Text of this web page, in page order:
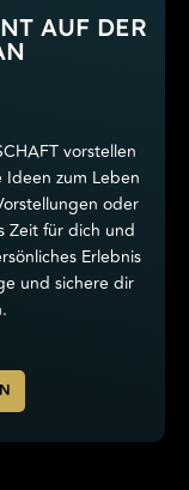
AUF DER
vorstellen
Ideen zum Leben
oder
Zeit für dich und
Erlebnis
und sichere dir